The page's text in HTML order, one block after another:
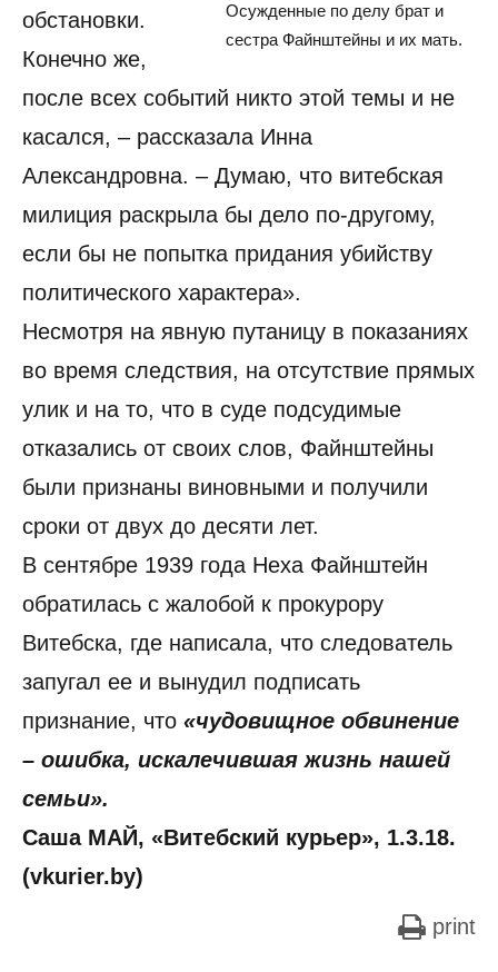
Осужденные по делу брат и
сестра Файнштейны и их мать.
обстановки.
Конечно же,
после всех событий никто этой темы и не
касался, – рассказала Инна
Александровна. – Думаю, что витебская
милиция раскрыла бы дело по-другому,
если бы не попытка придания убийству
политического характера».
Несмотря на явную путаницу в показаниях
во время следствия, на отсутствие прямых
улик и на то, что в суде подсудимые
отказались от своих слов, Файнштейны
были признаны виновными и получили
сроки от двух до десяти лет.
В сентябре 1939 года Неха Файнштейн
обратилась с жалобой к прокурору
Витебска, где написала, что следователь
запугал ее и вынудил подписать
признание, что «чудовищное обвинение
– ошибка, искалечившая жизнь нашей
семьи».
Саша МАЙ, «Витебский курьер», 1.3.18.
(vkurier.by)
print